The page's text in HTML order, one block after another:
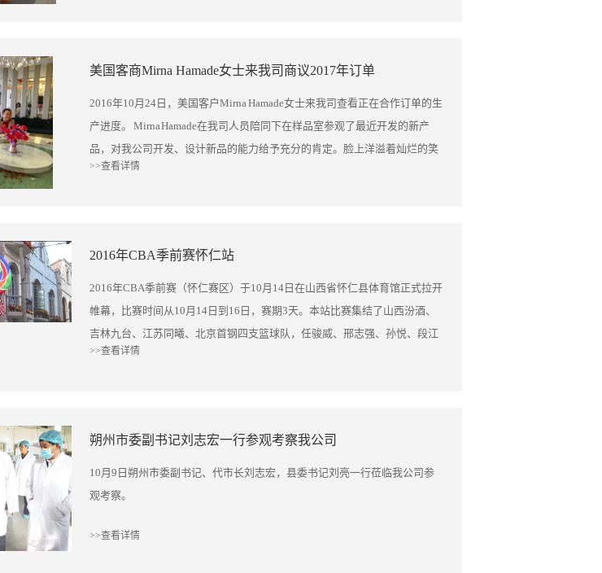
行业的专业人才引进公司 欢迎大家日后从事到甜蜜的事业里 欢迎山西食品业
界精英们得到来 本次活动圆满结束！ 山西糖果行业历史唯一出口产品 长按二
维码加关注
长、转方式、调结构这条主线，以昂扬的斗志从容应对新挑战。要危机意识
长存，安而不忘危、存而不忘亡；要积极培育良好的创新环境和文化，加快
对标国际步伐，努力打造一支政治有规矩、思想有定力、经理有作为、员工
有行为的职工团队；努力建设一个文明和谐、生活幸福、生机勃发的美丽家
园；努力把晋利糖果事业推向一个新的高度。 “敬天爱人，利他之心”，“树
心，始终坚持晋利发展战略方向和发展特色不动摇，坚持多宝统领不动摇，
坚持企业发展愿景不动摇，坚持创新驱动不动摇，坚持国际化发展方向不动
摇，继续发挥科技创新、产品创新、管理创新、文化创新优势。以团结、务
实、顽强、开拓的企业精神引领下，在全体员工的共同努力下，晋利事业必
将从胜利走向新的胜利…… 祝全体员工、家属节日愉快！阖家欢乐！万事如
美国客商Mirna Hamade女士来我司商议2017年订单
2016年10月24日，美国客户Mirna Hamade女士来我司查看正在合作订单的生
产进度。 Mirna Hamade在我司人员陪同下在样品室参观了最近开发的新产
品，对我公司开发、设计新品的能力给予充分的肯定。脸上洋溢着灿烂的笑
容。中午，Mirna Hamade与公司人员一起用餐 当天下午，客户与我司董事长
成投入使用，扩大生产能力，以迎接接下来更多的订单。 我公司销售部李继
光经理与Mirna Hamade合影
>>查看详情
2016年CBA季前赛怀仁站
2016年CBA季前赛（怀仁赛区）于10月14日在山西省怀仁县体育馆正式拉开
帷幕，比赛时间从10月14日到16日，赛期3天。本站比赛集结了山西汾酒、
吉林九台、江苏同曦、北京首钢四支篮球队，任骏威、邢志强、孙悦、段江
鹏等众多国手都亮相本次赛事,在三天的比赛里为观众带来连续6场的精彩比
糖果有限责任公司祝此次活动圆满成功！ 阿里巴巴批发网：
www.sxjltg.1688.com 淘宝搜索店铺：晋利糖果官方企业店 公司官网： 长按识
别图中二维码 点击关注
>>查看详情
朔州市委副书记刘志宏一行参观考察我公司
10月9日朔州市委副书记、代市长刘志宏，县委书记刘亮一行莅临我公司参
观考察。
>>查看详情